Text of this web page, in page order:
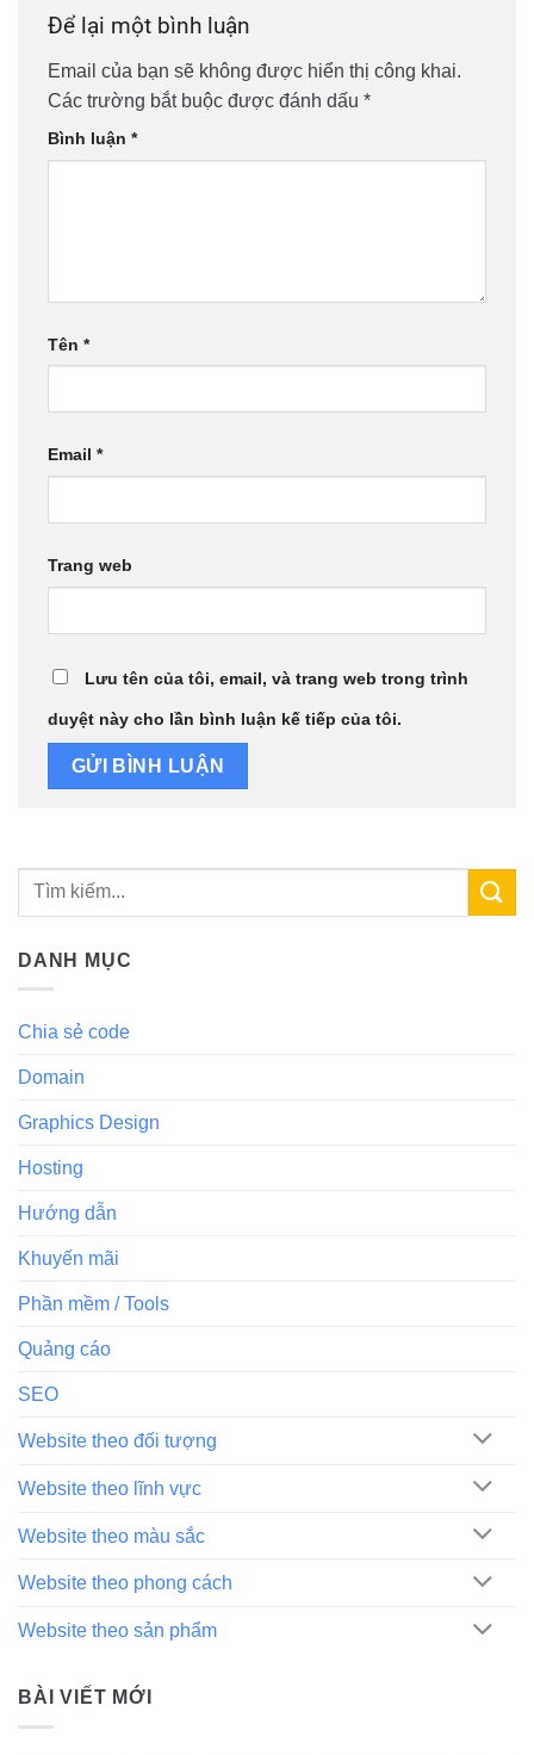
Để lại một bình luận
Email của bạn sẽ không được hiển thị công khai.
Các trường bắt buộc được đánh dấu *
Bình luận *
Tên *
Email *
Trang web
Lưu tên của tôi, email, và trang web trong trình
duyệt này cho lần bình luận kế tiếp của tôi.
DANH MỤC
Chia sẻ code
Domain
Graphics Design
Hosting
Hướng dẫn
Khuyến mãi
Phần mềm / Tools
Quảng cáo
SEO
Website theo đối tượng
Website theo lĩnh vực
Website theo màu sắc
Website theo phong cách
Website theo sản phẩm
BÀI VIẾT MỚI